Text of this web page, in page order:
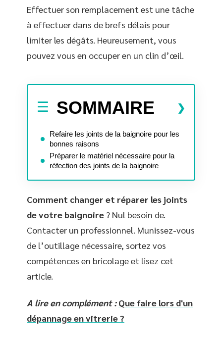
Effectuer son remplacement est une tâche
à effectuer dans de brefs délais pour
limiter les dégâts. Heureusement, vous
pouvez vous en occuper en un clin d’œil.
SOMMAIRE
Refaire les joints de la baignoire pour les
bonnes raisons
Préparer le matériel nécessaire pour la
réfection des joints de la baignoire
Comment changer et réparer les joints
de votre baignoire? Nul besoin de.
Contacter un professionnel. Munissez-vous
de l’outillage nécessaire, sortez vos
compétences en bricolage et lisez cet
article.
A lire en complément : Que faire lors d'un
dépannage en vitrerie ?